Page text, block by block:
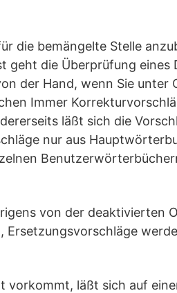
die bemängelte Stelle
geht die Überprüfung eines
der Hand, wenn Sie unter
Immer
läßt sich die
nur aus
von der deaktivierten
vorkommt, läßt sich auf